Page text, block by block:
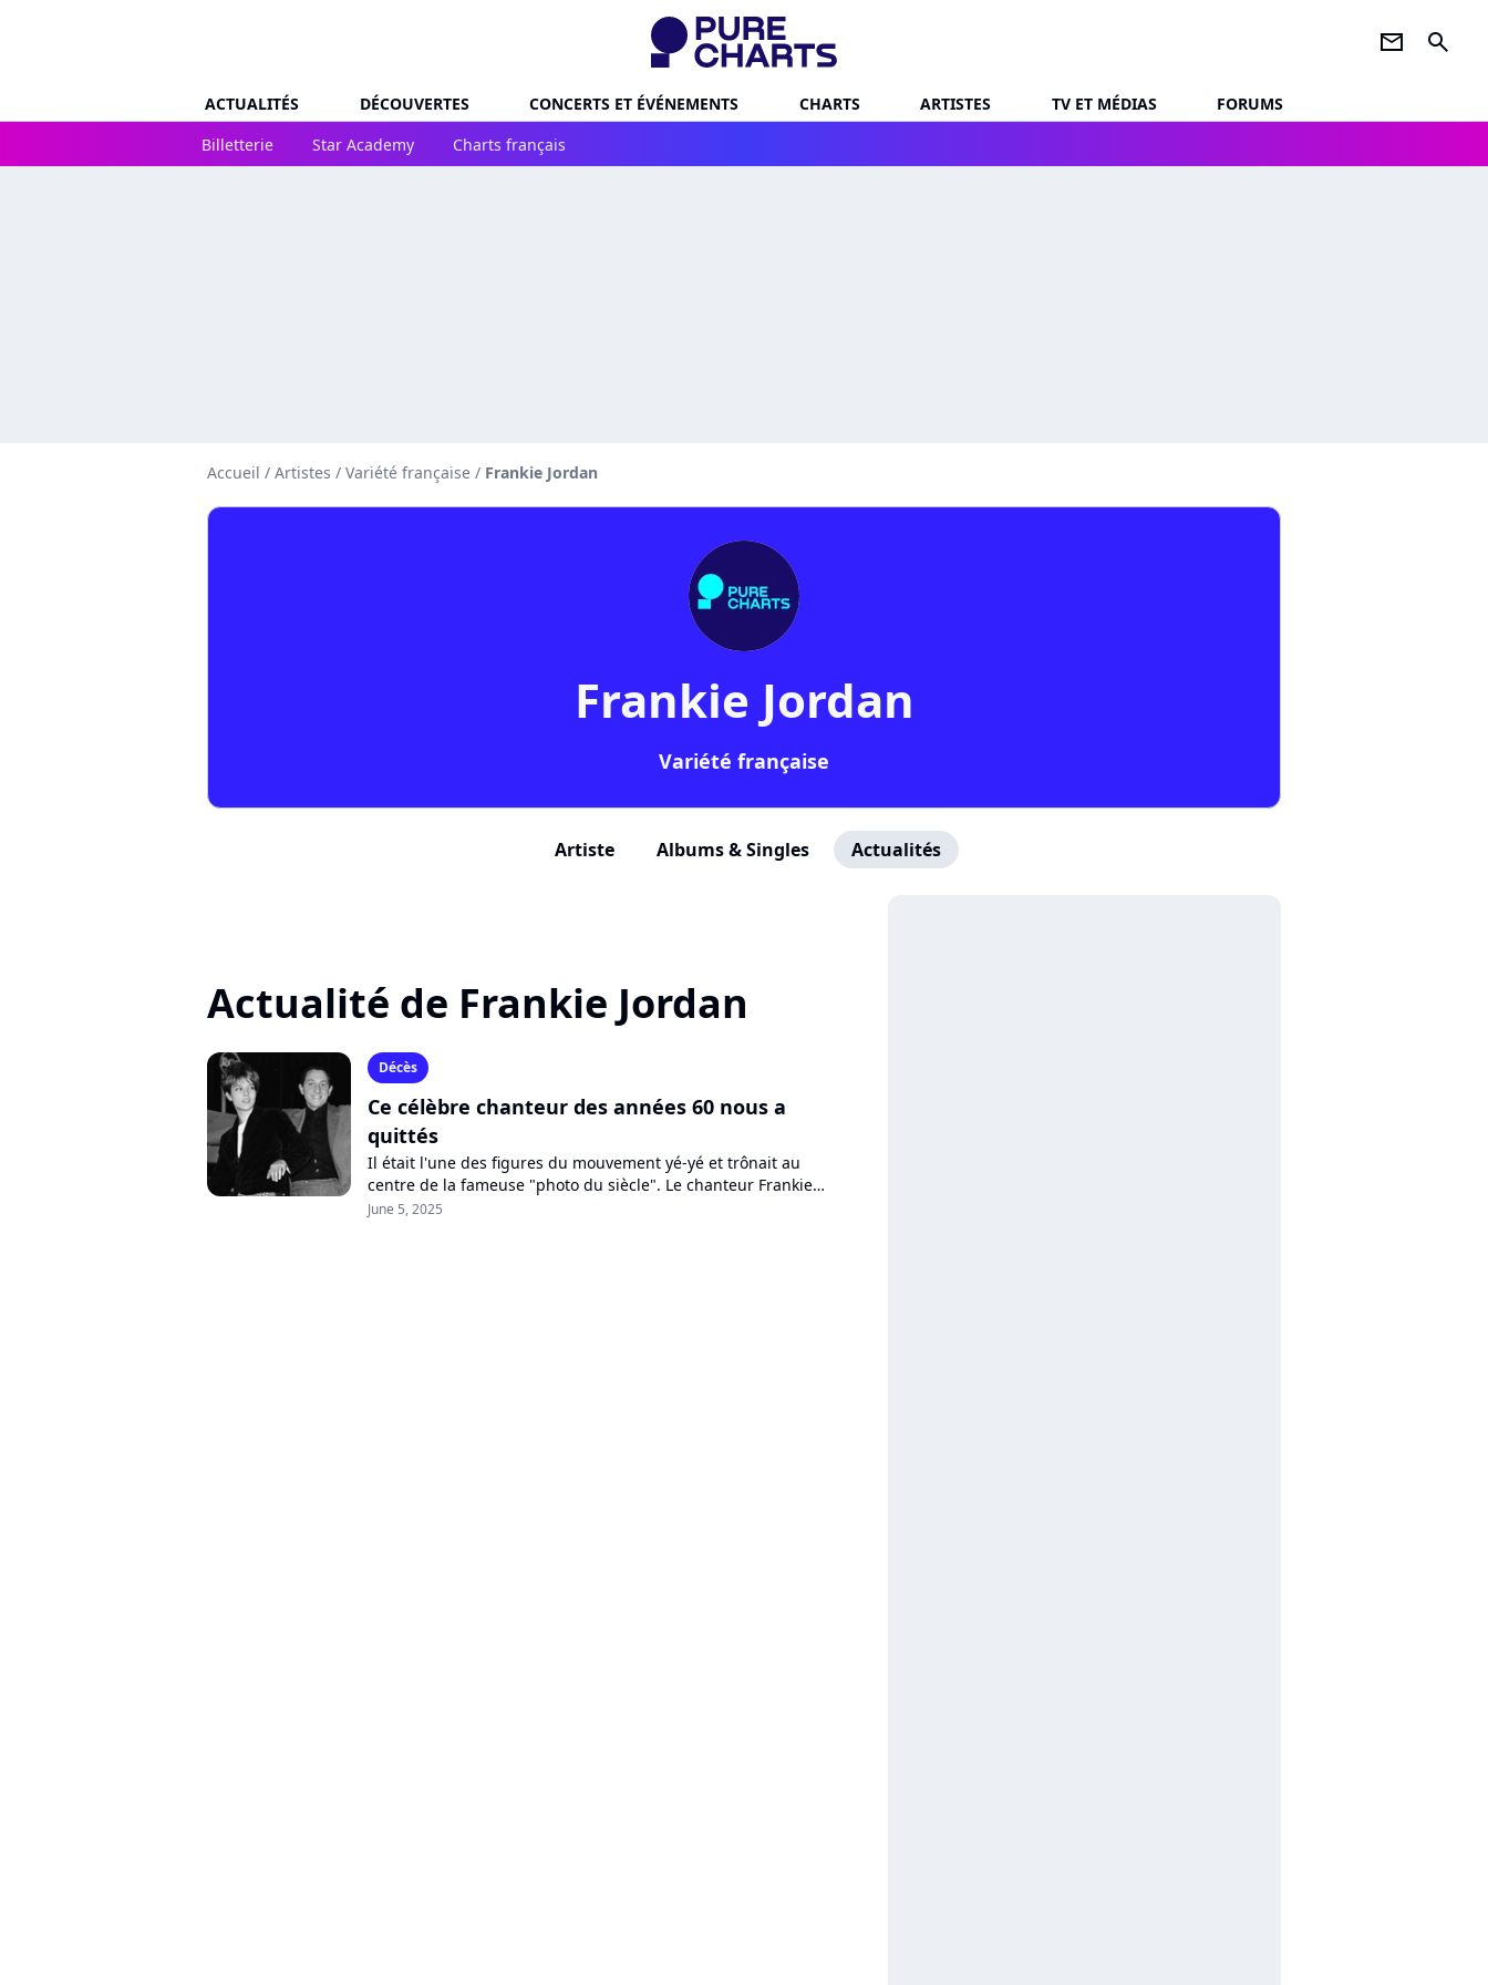
newsletter search
ACTUALITÉS DÉCOUVERTES CONCERTS ET ÉVÉNEMENTS CHARTS ARTISTES TV ET MÉDIAS
FORUMS
Billetterie
Star Academy Charts français
Accueil / Artistes / Variété française / Frankie Jordan
Frankie Jordan
Variété française
Artiste Albums & Singles Actualités
Actualité de Frankie Jordan
Décès
Ce célèbre chanteur des années 60 nous a
quittés
Il était l'une des figures du mouvement yé-yé et trônait au
centre de la fameuse "photo du siècle". Le chanteur Frankie
Jordan s'est éteint à l'âge de...
June 5, 2025